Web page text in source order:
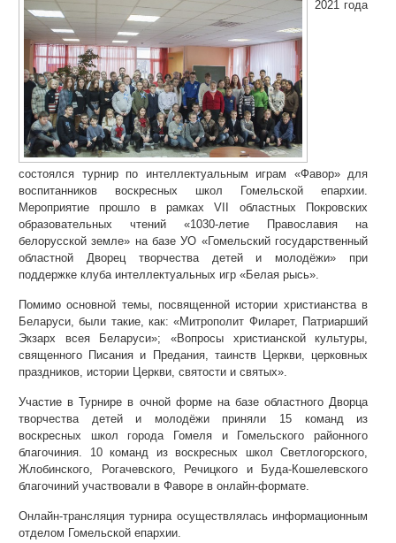
2021 года
состоялся турнир по интеллектуальным играм «Фавор» для
воспитанников воскресных школ Гомельской епархии.
Мероприятие прошло в рамках VII областных Покровских
образовательных чтений «1030-летие Православия на
белорусской земле» на базе УО «Гомельский государственный
областной Дворец творчества детей и молодёжи» при
поддержке клуба интеллектуальных игр «Белая рысь».
Помимо основной темы, посвященной истории христианства в
Беларуси, были такие, как: «Митрополит Филарет, Патриарший
Экзарх всея Беларуси»; «Вопросы христианской культуры,
священного Писания и Предания, таинств Церкви, церковных
праздников, истории Церкви, святости и святых».
Участие в Турнире в очной форме на базе областного Дворца
творчества детей и молодёжи приняли 15 команд из
воскресных школ города Гомеля и Гомельского районного
благочиния. 10 команд из воскресных школ Светлогорского,
Жлобинского, Рогачевского, Речицкого и Буда-Кошелевского
благочиний участвовали в Фаворе в онлайн-формате.
Онлайн-трансляция турнира осуществлялась информационным
отделом Гомельской епархии.